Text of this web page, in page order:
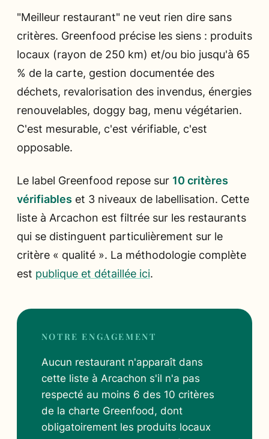
"Meilleur restaurant" ne veut rien dire sans
critères. Greenfood précise les siens : produits
locaux (rayon de 250 km) et/ou bio jusqu'à 65
% de la carte, gestion documentée des
déchets, revalorisation des invendus, énergies
renouvelables, doggy bag, menu végétarien.
C'est mesurable, c'est vérifiable, c'est
opposable.
Le label Greenfood repose sur 10 critères
vérifiables et 3 niveaux de labellisation. Cette
liste à Arcachon est filtrée sur les restaurants
qui se distinguent particulièrement sur le
critère « qualité ». La méthodologie complète
est publique et détaillée ici.
NOTRE ENGAGEMENT
Aucun restaurant n'apparaît dans
cette liste à Arcachon s'il n'a pas
respecté au moins 6 des 10 critères
de la charte Greenfood, dont
obligatoirement les produits locaux